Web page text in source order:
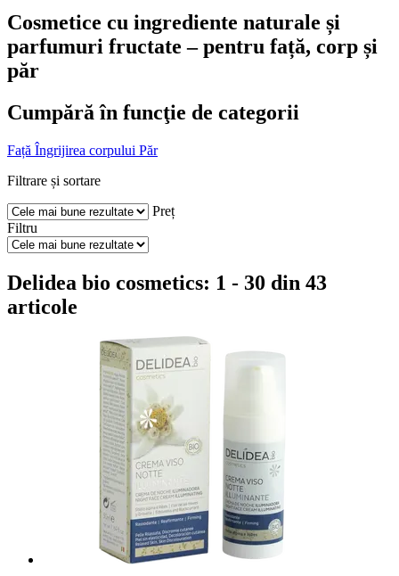
Cosmetice cu ingrediente naturale și
parfumuri fructate – pentru față, corp și
păr
Cumpără în funcţie de categorii
Față Îngrijirea corpului Păr
Filtrare și sortare
Preț
Filtru
Delidea bio cosmetics: 1 - 30 din 43
articole